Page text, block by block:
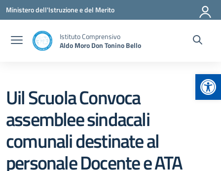
Vai ai contenuti
Vai al menu di navigazione
Vai al footer
Ministero dell'Istruzione e del Merito
Istituto Comprensivo
Aldo Moro Don Tonino Bello
Uil Scuola Convoca
assemblee sindacali
comunali destinate al
personale Docente e ATA